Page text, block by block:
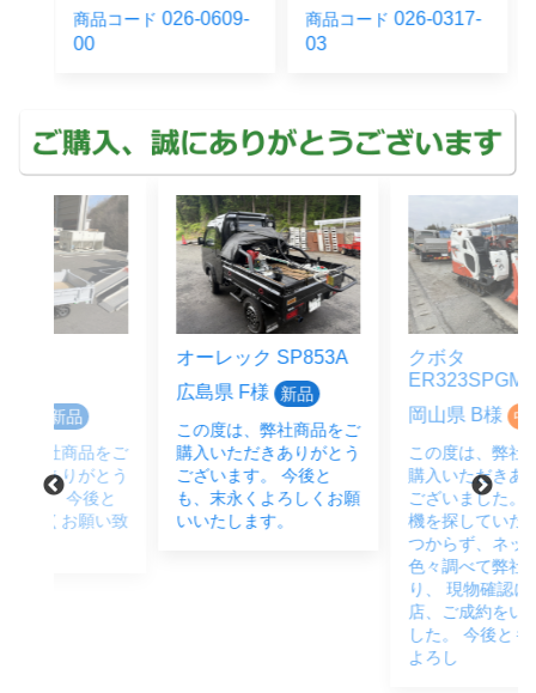
商品コード 026-0317-
03
商品コード HNJ-
1201BH
オーレック SP853A
新品
この度は、弊社商品をご
購入いただきありがとう
ございます。 今後と
も、末永くよろしくお願
いいたします。
クボタ
ER323SPGMW
中古
この度は、弊社商品をご
購入いただきありがとう
ございました。 中古農
機を探していたが中々見
つからず、ネットなど
色々調べて弊社に物があ
り、 現物確認にご来
店、ご成約をいただきま
した。 今後とも末永く